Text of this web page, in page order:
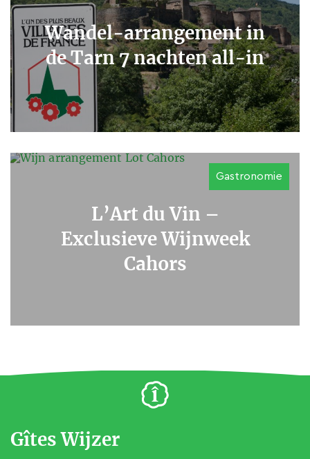
Wandel-arrangement in
de Tarn 7 nachten all-in
Gastronomie
L’Art du Vin –
Exclusieve Wijnweek
Cahors
Gîtes Wijzer